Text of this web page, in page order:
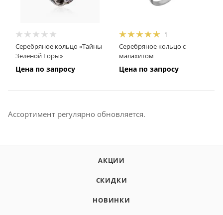
Серебряное кольцо «Тайны
Зеленой Горы»
Цена по запросу
1
Серебряное кольцо с
малахитом
Цена по запросу
Ассортимент регулярно обновляется.
АКЦИИ
СКИДКИ
НОВИНКИ